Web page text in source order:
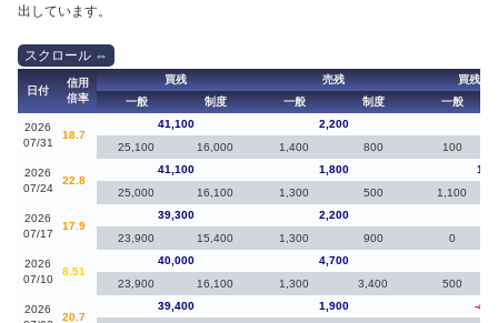
出しています。
日付
信用
倍率
買残 売残
買残（
一般
制度 一般 制度 一般
2026
07/31
18.7
41,100 2,200
25,100
16,000 1,400 800 100
2026
07/24
22.8
41,100 1,800
25,000
16,100 1,300 500 1,100
2026
07/17
17.9
39,300 2,200
23,900
15,400 1,300 900 0
2026
07/10
8.51
40,000 4,700
23,900
16,100 1,300 3,400 500
2026
20.7
39,400 1,900
-